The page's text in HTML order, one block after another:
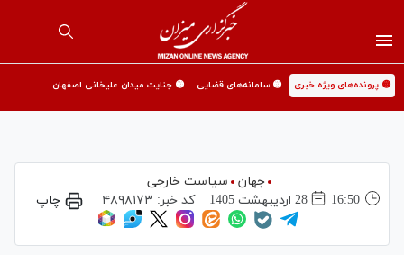
🟡 پرونده‌های ویژه خبری 🟡 سامانه‌های قضایی 🟡 جنایت میدان علیخانی اصفهان
جهان
سیاست خارجی
16:50
28 ارديبهشت 1405 کد خبر: ۴۸۹۸۱۷۳ چاپ